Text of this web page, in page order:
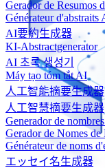
Gerador de Resumos
Générateur d'abstraits
AI要約生成器
KI-Abstractgenerator
AI 초록 생성기
Máy tạo tóm tắt AI
人工智能摘要生成器
人工智慧摘要生成器
Generador de
Gerador de Nomes de
Générateur de noms
エッセイ名生成器